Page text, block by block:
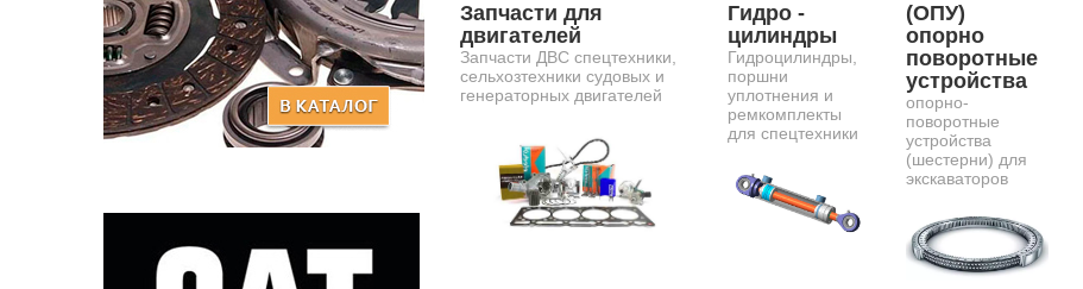
Запчасти для
двигателей
Запчасти ДВС спецтехники,
сельхозтехники судовых и
генераторных двигателей
Гидро -
цилиндры
Гидроцилиндры,
поршни
уплотнения и
ремкомплекты
для спецтехники
(ОПУ)
опорно
поворотные
устройства
опорно-
поворотные
устройства
(шестерни) для
экскаваторов